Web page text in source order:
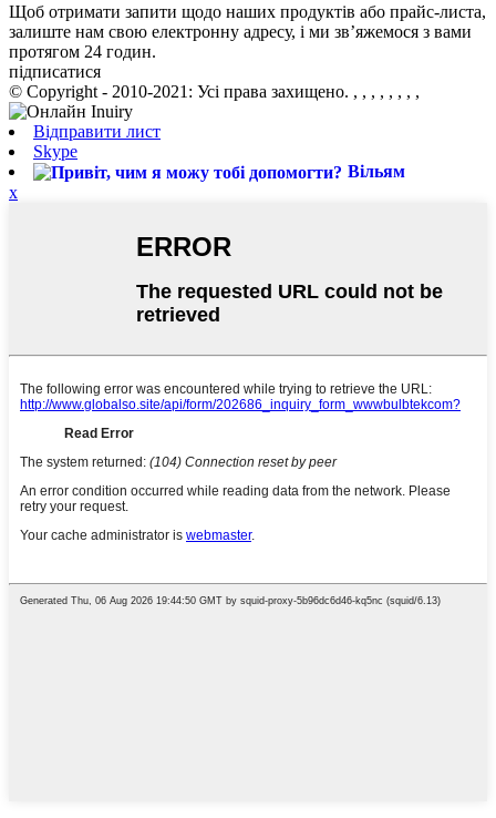
Щоб отримати запити щодо наших продуктів або прайс-листа,
залиште нам свою електронну адресу, і ми зв’яжемося з вами
протягом 24 годин.
підписатися
© Copyright - 2010-2021: Усі права захищено. , , , , , , , ,
Відправити лист
Skype
Вільям
x